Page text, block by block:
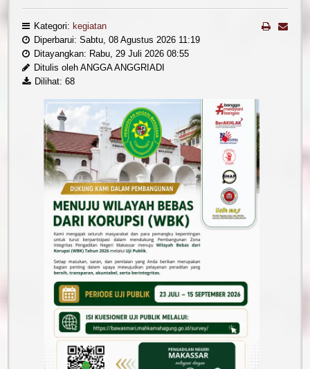
Kategori: kegiatan
Diperbarui: Sabtu, 08 Agustus 2026 11:19
Ditayangkan: Rabu, 29 Juli 2026 08:55
Ditulis oleh ANGGA ANGGRIADI
Dilihat: 68